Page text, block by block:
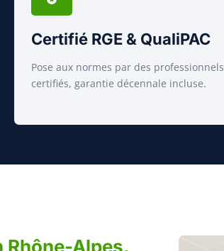
Certifié RGE & QualiPAC
Pose aux normes par des professionnels
certifiés, garantie décennale incluse.
Rhône-Alpes.